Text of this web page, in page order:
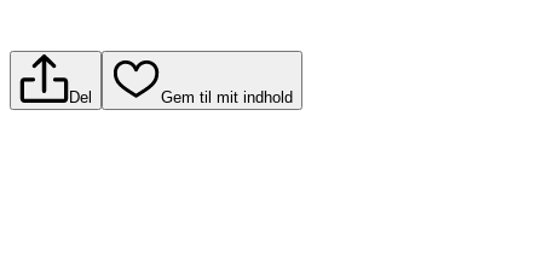
Del Gem til mit indhold